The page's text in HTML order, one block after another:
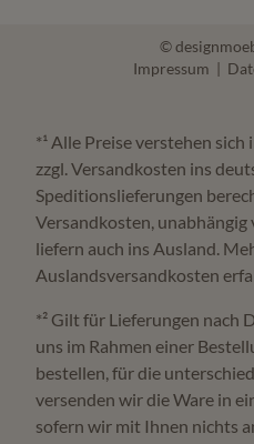
©
Impressum |
*¹ Alle Preise verstehen
zzgl. Versandkosten ins
Speditionslieferungen
Versandkosten,
liefern auch ins Ausland.
Auslandsversandkosten
*² Gilt für Lieferungen nach
uns im Rahmen einer
bestellen, für die
versenden wir die Ware in
sofern wir mit Ihnen nichts